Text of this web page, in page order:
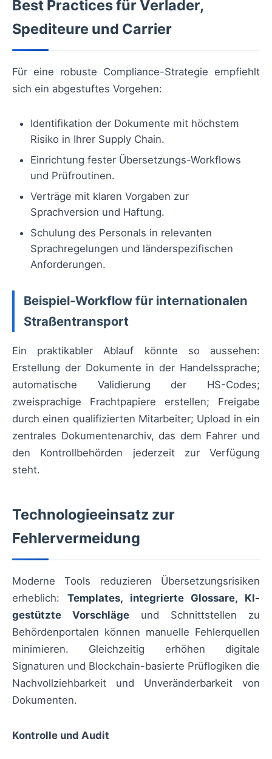
Best Practices für Verlader,
Spediteure und Carrier
Für eine robuste Compliance-Strategie empfiehlt
sich ein abgestuftes Vorgehen:
Identifikation der Dokumente mit höchstem
Risiko in Ihrer Supply Chain.
Einrichtung fester Übersetzungs-Workflows
und Prüfroutinen.
Verträge mit klaren Vorgaben zur
Sprachversion und Haftung.
Schulung des Personals in relevanten
Sprachregelungen und länderspezifischen
Anforderungen.
Beispiel-Workflow für internationalen
Straßentransport
Ein praktikabler Ablauf könnte so aussehen:
Erstellung der Dokumente in der Handelssprache;
automatische Validierung der HS-Codes;
zweisprachige Frachtpapiere erstellen; Freigabe
durch einen qualifizierten Mitarbeiter; Upload in ein
zentrales Dokumentenarchiv, das dem Fahrer und
den Kontrollbehörden jederzeit zur Verfügung
steht.
Technologieeinsatz zur
Fehlervermeidung
Moderne Tools reduzieren Übersetzungsrisiken
erheblich: Templates, integrierte Glossare, KI-
gestützte Vorschläge und Schnittstellen zu
Behördenportalen können manuelle Fehlerquellen
minimieren. Gleichzeitig erhöhen digitale
Signaturen und Blockchain-basierte Prüflogiken die
Nachvollziehbarkeit und Unveränderbarkeit von
Dokumenten.
Kontrolle und Audit